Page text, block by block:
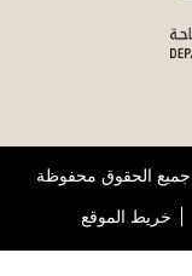
خريط الموقع